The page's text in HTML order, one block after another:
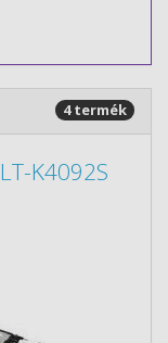
4 termék
K4092S